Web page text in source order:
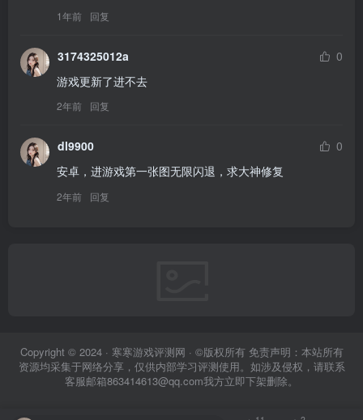
1年前 回复
3174325012a
0
游戏更新了进不去
2年前 回复
dl9900
0
安卓，进游戏第一张图无限闪退，求大神修复
2年前 回复
Copyright © 2024 · 寒寒游戏评测网 · ©版权所有 免责声明：本站所有
资源均采集于网络分享，仅供内部学习评测使用。如涉及侵权，请联系
客服邮箱863414613@qq.com我方立即下架删除。